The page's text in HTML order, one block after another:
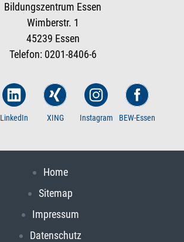
Bildungszentrum Essen
Wimberstr. 1
45239 Essen
Telefon: 0201-8406-6
LinkedIn XING Instagram BEW-Essen
Home
Sitemap
Impressum
Datenschutz